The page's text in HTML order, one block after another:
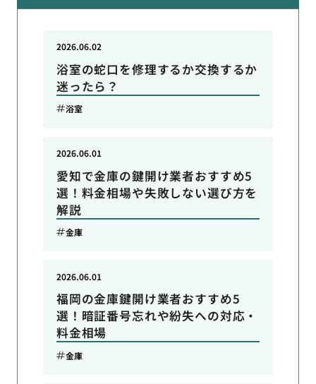
浴室の蛇口を修理するか交換するか
迷ったら？
2026.06.02
浴室
愛知で金庫の鍵開け業者おすすめ5
選！料金相場や失敗しない選び方を
解説
2026.06.01
金庫
福岡の金庫鍵開け業者おすすめ5
選！暗証番号忘れや紛失への対応・
料金相場
2026.06.01
金庫